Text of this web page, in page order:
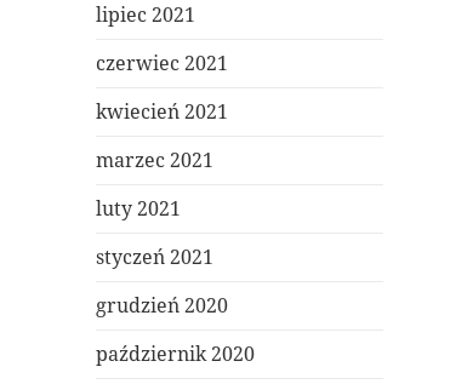
lipiec 2021
czerwiec 2021
kwiecień 2021
marzec 2021
luty 2021
styczeń 2021
grudzień 2020
październik 2020